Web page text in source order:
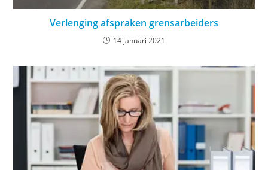
Verlenging afspraken grensarbeiders
14 januari 2021